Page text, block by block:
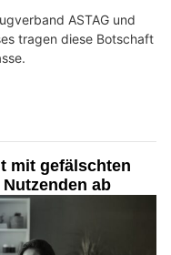
ASTAG und
tragen diese Botschaft
mit gefälschten
ab